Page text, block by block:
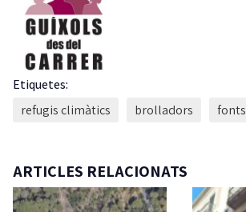
Etiquetes:
refugis climàtics
brolladors fonts
ARTICLES RELACIONATS